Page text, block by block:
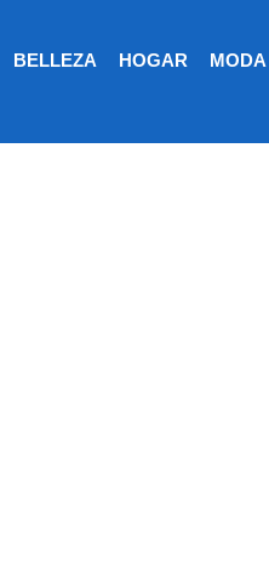
BELLEZA HOGAR MODA